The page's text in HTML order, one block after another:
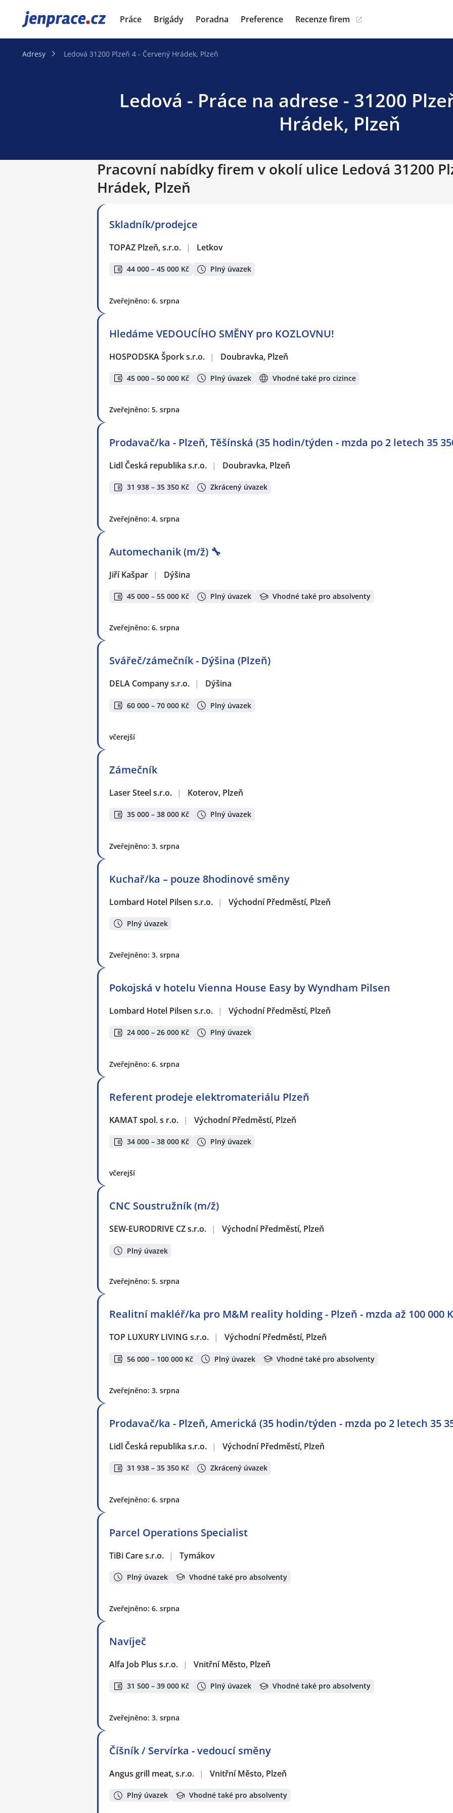
JenPráce.cz Práce Brigády Poradna Preference Recenze firem
Adresy Ledová 31200 Plzeň 4 - Červený Hrádek, Plzeň
Ledová - Práce na adrese - 31200
Hrádek, Plzeň
Pracovní nabídky firem v okolí ulice Ledová 31200
Hrádek, Plzeň
Skladník/prodejce
TOPAZ Plzeň, s.r.o. | Letkov
44 000 – 45 000 Kč Plný úvazek
Zveřejněno: 6. srpna
Hledáme VEDOUCÍHO SMĚNY pro KOZLOVNU!
HOSPODSKA Špork s.r.o. | Doubravka, Plzeň
45 000 – 50 000 Kč Plný úvazek Vhodné také pro cizince
Zveřejněno: 5. srpna
Prodavač/ka - Plzeň, Těšínská (35 hodin/týden - mzda po 2 letech 35
Lidl Česká republika s.r.o. | Doubravka, Plzeň
31 938 – 35 350 Kč Zkrácený úvazek
Zveřejněno: 4. srpna
Automechanik (m/ž) 🔧
Jiří Kašpar | Dýšina
45 000 – 55 000 Kč Plný úvazek Vhodné také pro absolventy
Zveřejněno: 6. srpna
Svářeč/zámečník - Dýšina (Plzeň)
DELA Company s.r.o. | Dýšina
60 000 – 70 000 Kč Plný úvazek
včerejší
Zámečník
Laser Steel s.r.o. | Koterov, Plzeň
35 000 – 38 000 Kč Plný úvazek
Zveřejněno: 3. srpna
Kuchař/ka – pouze 8hodinové směny
Lombard Hotel Pilsen s.r.o. | Východní Předměstí, Plzeň
Plný úvazek
Zveřejněno: 3. srpna
Pokojská v hotelu Vienna House Easy by Wyndham Pilsen
Lombard Hotel Pilsen s.r.o. | Východní Předměstí, Plzeň
24 000 – 26 000 Kč Plný úvazek
Zveřejněno: 6. srpna
Referent prodeje elektromateriálu Plzeň
KAMAT spol. s r.o. | Východní Předměstí, Plzeň
34 000 – 38 000 Kč Plný úvazek
včerejší
CNC Soustružník (m/ž)
SEW-EURODRIVE CZ s.r.o. | Východní Předměstí, Plzeň
Plný úvazek
Zveřejněno: 5. srpna
Realitní makléř/ka pro M&M reality holding - Plzeň - mzda až 100 000
TOP LUXURY LIVING s.r.o. | Východní Předměstí, Plzeň
56 000 – 100 000 Kč Plný úvazek Vhodné také pro absolventy
Zveřejněno: 3. srpna
Prodavač/ka - Plzeň, Americká (35 hodin/týden - mzda po 2 letech 35
Lidl Česká republika s.r.o. | Východní Předměstí, Plzeň
31 938 – 35 350 Kč Zkrácený úvazek
Zveřejněno: 6. srpna
Parcel Operations Specialist
TiBi Care s.r.o. | Tymákov
Plný úvazek Vhodné také pro absolventy
Zveřejněno: 6. srpna
Navíječ
Alfa Job Plus s.r.o. | Vnitřní Město, Plzeň
31 500 – 39 000 Kč Plný úvazek Vhodné také pro absolventy
Zveřejněno: 3. srpna
Číšník / Servírka - vedoucí směny
Angus grill meat, s.r.o. | Vnitřní Město, Plzeň
Plný úvazek Vhodné také pro absolventy